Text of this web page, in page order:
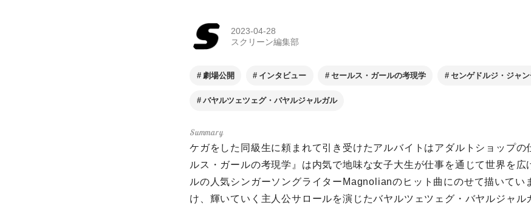
2023-04-28
スクリーン編集部
劇場公開 インタビュー セールス・ガールの考現学 センゲドルジ・ジャ
バヤルツェツェグ・バヤルジャルガル
ケガをした同級生に頼まれて引き受けたアルバイトはアダルトショップの
ルス・ガールの考現学』は内気で地味な女子大生が仕事を通じて世界を広
ルの人気シンガーソングライターMagnolianのヒット曲にのせて描いてい
け、輝いていく主人公サロールを演じたバヤルツェツェグ・バヤルジャル